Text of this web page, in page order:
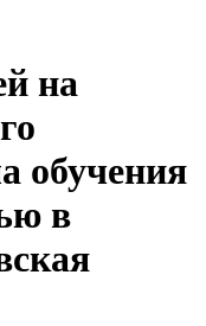
на
обучения
в